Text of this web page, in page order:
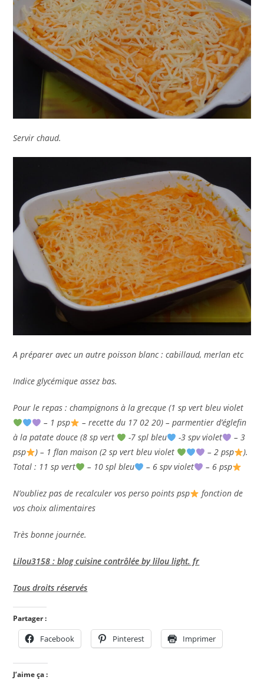
Servir chaud.
A préparer avec un autre poisson blanc : cabillaud, merlan etc
Indice glycémique assez bas.
Pour le repas : champignons à la grecque (1 sp vert bleu violet
– 1 psp
– recette du 17 02 20) – parmentier d’églefin
à la patate douce (8 sp vert
-7 spl bleu -3 spv violet
– 3
psp
) – 1 flan maison (2 sp vert bleu violet – 2 psp
).
Total : 11 sp vert
– 10 spl bleu – 6 spv violet – 6 psp
N’oubliez pas de recalculer vos perso points psp
fonction de
vos choix alimentaires
Très bonne journée.
Lilou3158 : blog cuisine contrôlée by lilou light. fr
Tous droits réservés
Partager :
Facebook Pinterest Imprimer
J’aime ça :